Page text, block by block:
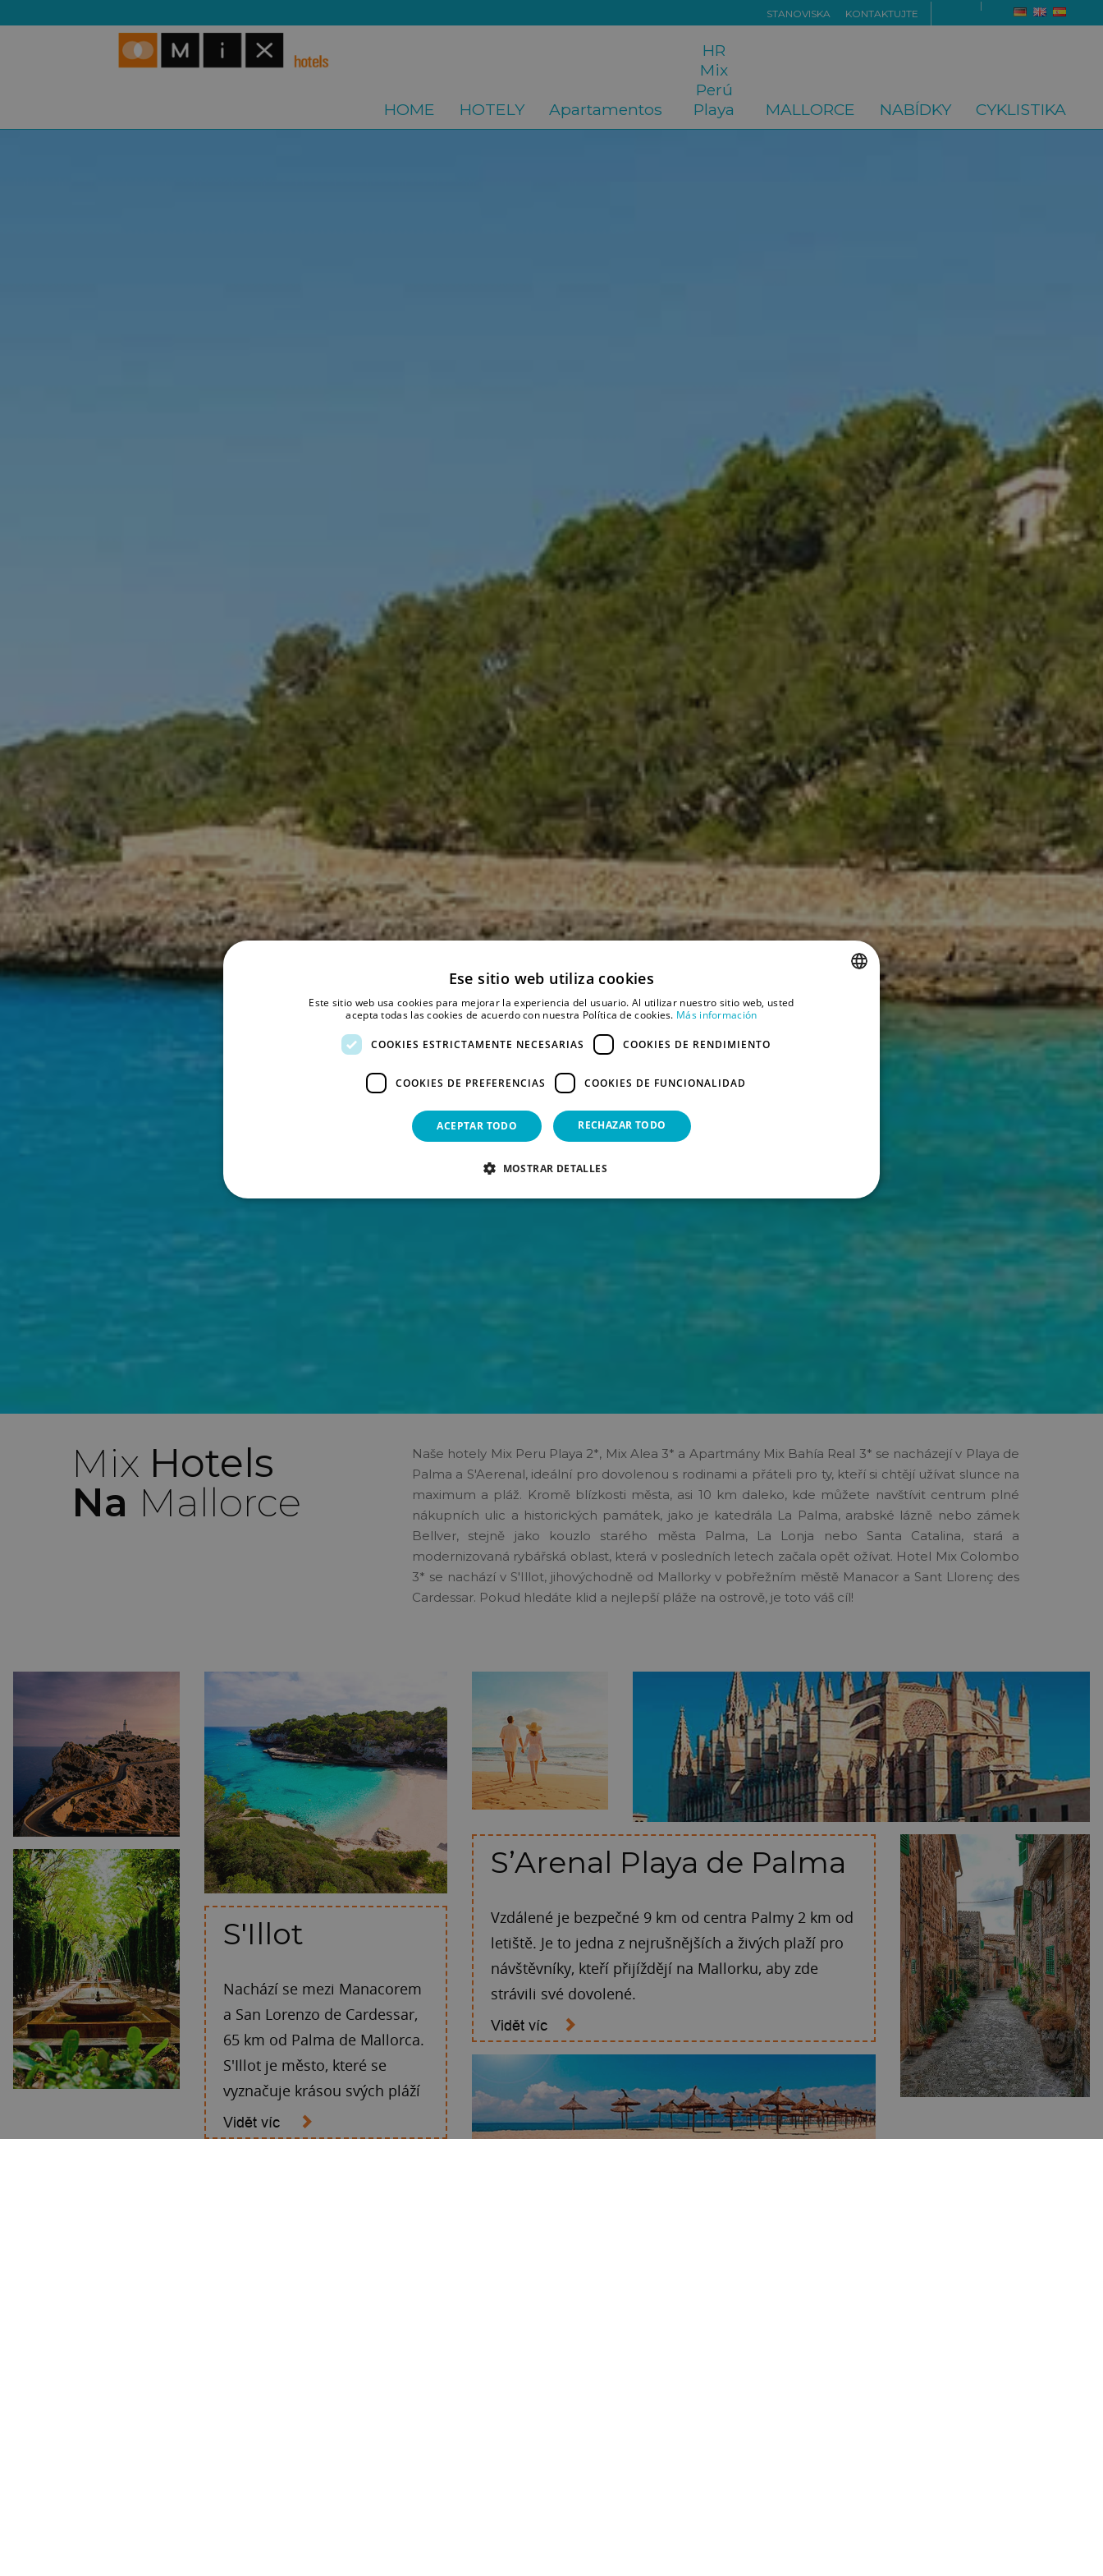
STANOVISKA KONTAKTUJTE
HOME HOTELY Apartamentos
HR
Mix
Perú
Playa
MALLORCE NABÍDKY CYKLISTIKA
Mix Hotels
Na Mallorce
Naše hotely Mix Peru Playa 2*, Mix Alea 3* a Apartmány Mix Bahía Real 3* se nacházejí v Playa de
Palma a S'Aerenal, ideální pro dovolenou s rodinami a přáteli pro ty, kteří si chtějí užívat slunce na
maximum a pláž. Kromě blízkosti města, asi 10 km daleko, kde můžete navštívit centrum plné
nákupních ulic a historických památek, jako je katedrála La Palma, arabské lázně nebo zámek
Bellver, stejně jako kouzlo starého města Palma, La Lonja nebo Santa Catalina, stará a
modernizovaná rybářská oblast, která v posledních letech začala opět ožívat. Hotel Mix Colombo
3* se nachází v S'Illot, jihovýchodně od Mallorky v pobřežním městě Manacor a Sant Llorenç des
Cardessar. Pokud hledáte klid a nejlepší pláže na ostrově, je toto váš cíl!
S'Illot
Nachází se mezi Manacorem
a San Lorenzo de Cardessar,
65 km od Palma de Mallorca.
S'Illot je město, které se
vyznačuje krásou svých pláží
Vidět víc
S’Arenal Playa de Palma
Vzdálené je bezpečné 9 km od centra Palmy 2 km od
letiště. Je to jedna z nejrušnějších a živých plaží pro
návštěvníky, kteří přijíždějí na Mallorku, aby zde
strávili své dovolené.
Vidět víc
Ese sitio web utiliza cookies
Este sitio web usa cookies para mejorar la experiencia del usuario. Al utilizar nuestro sitio web, usted
acepta todas las cookies de acuerdo con nuestra Política de cookies. Más información
COOKIES ESTRICTAMENTE NECESARIAS COOKIES DE RENDIMIENTO
COOKIES DE PREFERENCIAS COOKIES DE FUNCIONALIDAD
ACEPTAR TODO RECHAZAR TODO
MOSTRAR DETALLES